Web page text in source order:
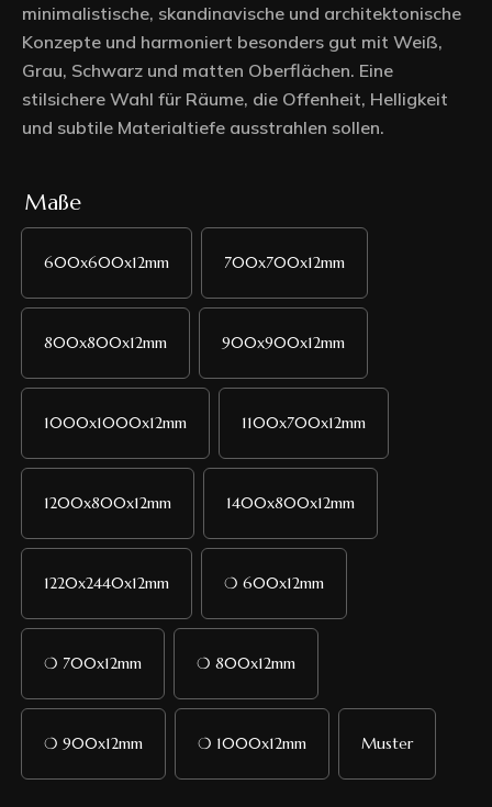
minimalistische, skandinavische und architektonische
Konzepte und harmoniert besonders gut mit Weiß,
Grau, Schwarz und matten Oberflächen. Eine
stilsichere Wahl für Räume, die Offenheit, Helligkeit
und subtile Materialtiefe ausstrahlen sollen.
Maße
600x600x12mm 700x700x12mm
800x800x12mm 900x900x12mm
1000x1000x12mm 1100x700x12mm
1200x800x12mm 1400x800x12mm
1220x2440x12mm ❍ 600x12mm
❍ 700x12mm ❍ 800x12mm
❍ 900x12mm ❍ 1000x12mm Muster